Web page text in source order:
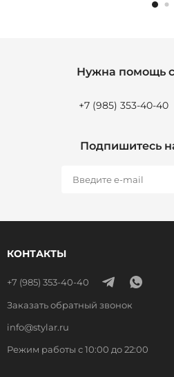
Нужна помощь
+7 (985) 353-40-40
Подпишитесь
КОНТАКТЫ
+7 (985) 353-40-40
Заказать обратный звонок
info@stylar.ru
Режим работы с 10:00 до 22:00